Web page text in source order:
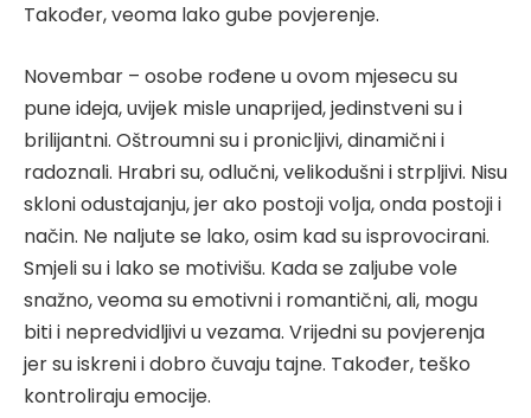
Također, veoma lako gube povjerenje.
Novembar – osobe rođene u ovom mjesecu su
pune ideja, uvijek misle unaprijed, jedinstveni su i
brilijantni. Oštroumni su i pronicljivi, dinamični i
radoznali. Hrabri su, odlučni, velikodušni i strpljivi. Nisu
skloni odustajanju, jer ako postoji volja, onda postoji i
način. Ne naljute se lako, osim kad su isprovocirani.
Smjeli su i lako se motivišu. Kada se zaljube vole
snažno, veoma su emotivni i romantični, ali, mogu
biti i nepredvidljivi u vezama. Vrijedni su povjerenja
jer su iskreni i dobro čuvaju tajne. Također, teško
kontroliraju emocije.